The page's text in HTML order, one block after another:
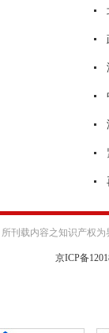
所刊载内容之知识产权
京ICP备